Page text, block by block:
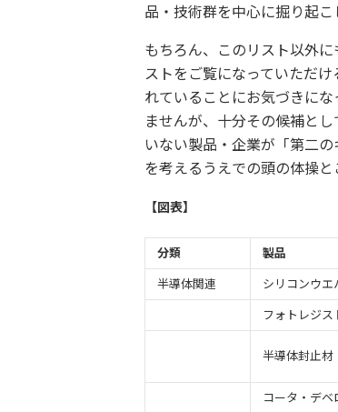
品・技術群を中心に掘り起こ
もちろん、このリスト以外
ストをご覧になっていただ
れていることにお気づきに
ませんが、十分その候補と
いない製品・企業が「第二
を考えるうえでの頭の体操と
【図表】
分類 製品
半導体関連
シリコンウエ
フォトレジス
半導体封止材
コータ・デベ